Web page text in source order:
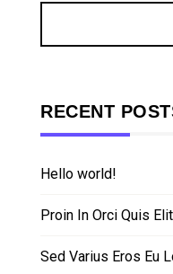
RECENT
Hello world!
Proin In Orci Quis
Sed Varius Eros Eu